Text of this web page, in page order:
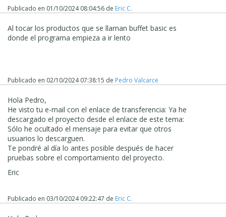
Publicado en 01/10/2024 08:04:56 de Eric C.
Al tocar los productos que se llaman buffet basic es
donde el programa empieza a ir lento
Publicado en 02/10/2024 07:38:15 de Pedro Valcarce
Hola Pedro,
He visto tu e-mail con el enlace de transferencia: Ya he
descargado el proyecto desde el enlace de este tema:
Sólo he ocultado el mensaje para evitar que otros
usuarios lo descarguen.
Te pondré al día lo antes posible después de hacer
pruebas sobre el comportamiento del proyecto.
Eric
Publicado en 03/10/2024 09:22:47 de Eric C.